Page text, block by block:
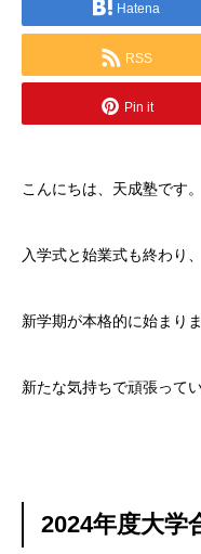
Hatena
RSS
Pin it
こんにちは、天成塾です。
入学式と始業式も終わり、
新学期が本格的に始まりま
新たな気持ちで頑張って
2024年度大学